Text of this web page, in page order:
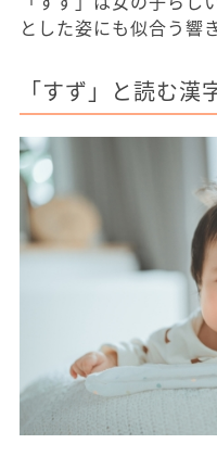
とした姿にも似合う響
「すず」と読む